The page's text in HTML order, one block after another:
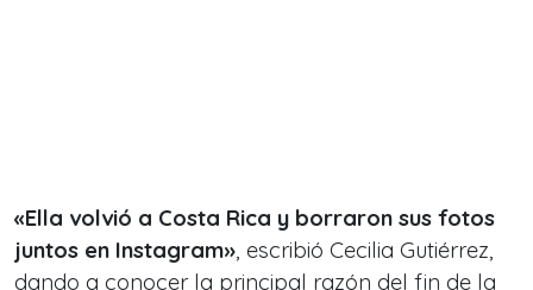
«Ella volvió a Costa Rica y borraron sus fotos
juntos en Instagram», escribió Cecilia Gutiérrez,
dando a conocer la principal razón del fin de la